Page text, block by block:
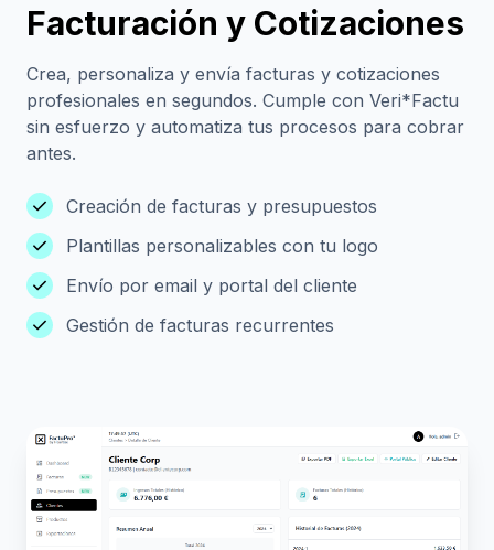
Facturación y Cotizaciones
Crea, personaliza y envía facturas y cotizaciones
profesionales en segundos. Cumple con Veri*Factu
sin esfuerzo y automatiza tus procesos para cobrar
antes.
check Creación de facturas y presupuestos
check Plantillas personalizables con tu logo
check Envío por email y portal del cliente
check Gestión de facturas recurrentes